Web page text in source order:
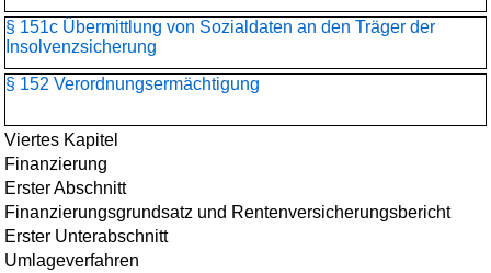
§ 151c Übermittlung von Sozialdaten an den Träger der
Insolvenzsicherung
§ 152 Verordnungsermächtigung
Viertes Kapitel
Finanzierung
Erster Abschnitt
Finanzierungsgrundsatz und Rentenversicherungsbericht
Erster Unterabschnitt
Umlageverfahren